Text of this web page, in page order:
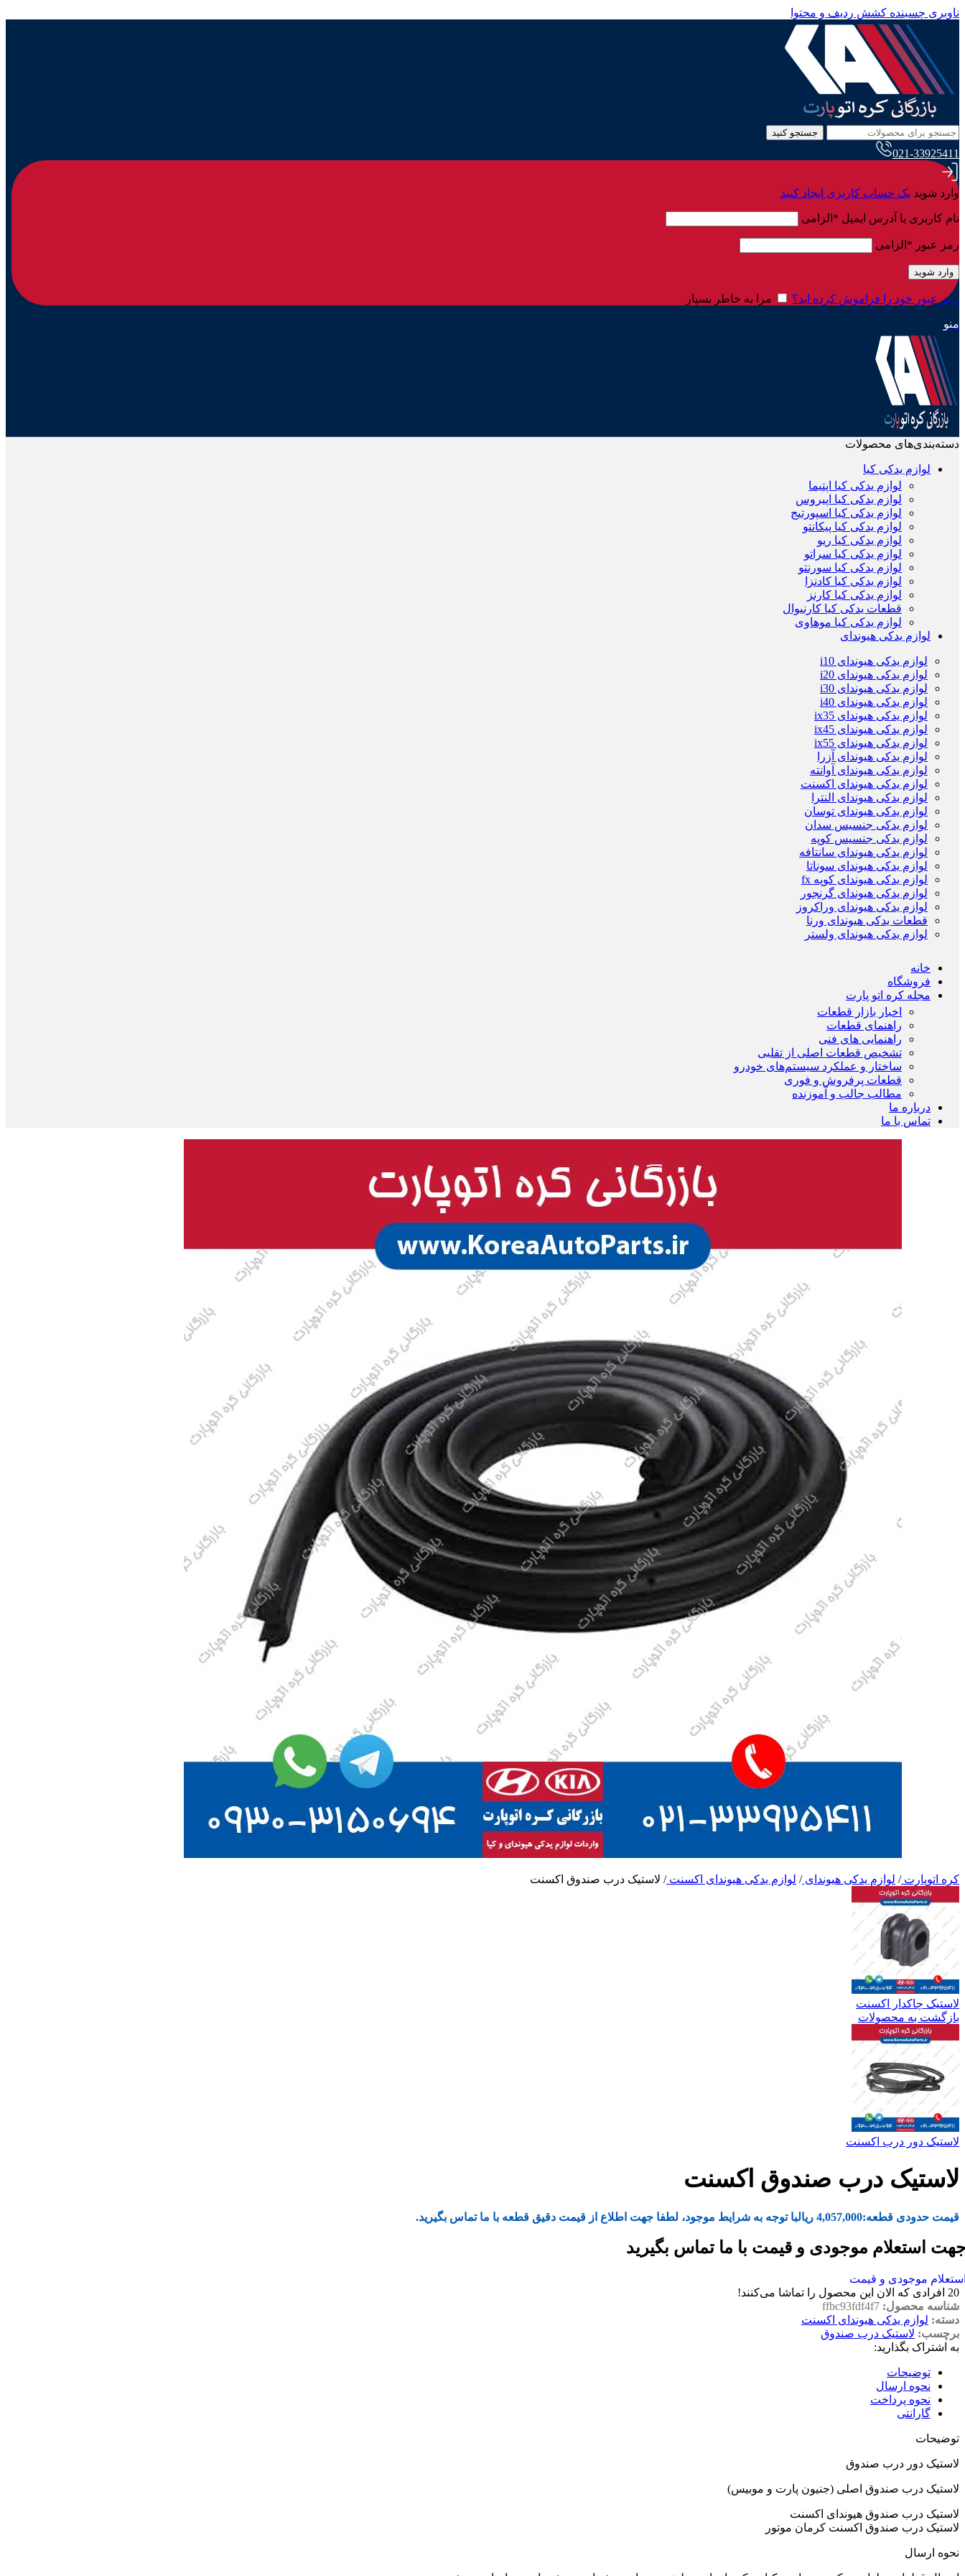
ناوبری چسبنده کشش ردیف و محتوا
جستجو کنید
021-33925411
وارد شوید یک حساب کاربری ایجاد کنید
نام کاربری یا آدرس ایمیل * الزامی
رمز عبور * الزامی
وارد شوید
رمز عبور خود را فراموش کرده اید؟ مرا به خاطر بسپار
منو
دسته‌بندی‌های محصولات
لوازم یدکی کیا
لوازم یدکی کیا اپتیما
لوازم یدکی کیا اپیروس
لوازم یدکی کیا اسپورتیج
لوازم یدکی کیا پیکانتو
لوازم یدکی کیا ریو
لوازم یدکی کیا سراتو
لوازم یدکی کیا سورنتو
لوازم یدکی کیا کادنزا
لوازم یدکی کیا کارنز
قطعات یدکی کیا کارنیوال
لوازم یدکی کیا موهاوی
لوازم یدکی هیوندای
لوازم یدکی هیوندای i10
لوازم یدکی هیوندای i20
لوازم یدکی هیوندای i30
لوازم یدکی هیوندای i40
لوازم یدکی هیوندای ix35
لوازم یدکی هیوندای ix45
لوازم یدکی هیوندای ix55
لوازم یدکی هیوندای آزرا
لوازم یدکی هیوندای آوانته
لوازم یدکی هیوندای اکسنت
لوازم یدکی هیوندای النترا
لوازم یدکی هیوندای توسان
لوازم یدکی جنسیس سدان
لوازم یدکی جنسیس کوپه
لوازم یدکی هیوندای سانتافه
لوازم یدکی هیوندای سوناتا
لوازم یدکی هیوندای کوپه fx
لوازم یدکی هیوندای گرنجور
لوازم یدکی هیوندای وراکروز
قطعات یدکی هیوندای ورنا
لوازم یدکی هیوندای ولستر
خانه
فروشگاه
مجله کره اتو پارت
اخبار بازار قطعات
راهنمای قطعات
راهنمایی های فنی
تشخیص قطعات اصلی از تقلبی
ساختار و عملکرد سیستم‌های خودرو
قطعات پرفروش و فوری
مطالب جالب و آموزنده
درباره ما
تماس با ما
کره اتوپارت/ لوازم یدکی هیوندای/ لوازم یدکی هیوندای اکسنت/ لاستیک درب صندوق اکسنت
لاستیک چاکدار اکسنت
بازگشت به محصولات
لاستیک دور درب اکسنت
لاستیک درب صندوق اکسنت
قیمت حدودی قطعه:4,057,000 ریالبا توجه به شرایط موجود، لطفا جهت اطلاع از قیمت دقیق قطعه با ما تماس بگیرید.
استعلام موجودی و قیمت با ما تماس بگیرید
موجودی و قیمت
20 افرادی که الان این محصول را تماشا می‌کنند!
شناسه محصول: ffbc93fdf4f7
دسته: لوازم یدکی هیوندای اکسنت
برچسب: لاستیک درب صندوق
به اشتراک بگذارید:
توضیحات
نحوه ارسال
نحوه پرداخت
گارانتی
توضیحات
لاستیک دور درب صندوق
لاستیک درب صندوق اصلی (جنیون پارت و موبیس)
لاستیک درب صندوق هیوندای اکسنت
لاستیک درب صندوق اکسنت کرمان موتور
نحوه ارسال